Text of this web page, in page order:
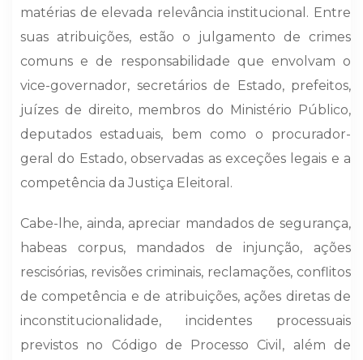
matérias de elevada relevância institucional. Entre
suas atribuições, estão o julgamento de crimes
comuns e de responsabilidade que envolvam o
vice-governador, secretários de Estado, prefeitos,
juízes de direito, membros do Ministério Público,
deputados estaduais, bem como o procurador-
geral do Estado, observadas as exceções legais e a
competência da Justiça Eleitoral.
Cabe-lhe, ainda, apreciar mandados de segurança,
habeas corpus, mandados de injunção, ações
rescisórias, revisões criminais, reclamações, conflitos
de competência e de atribuições, ações diretas de
inconstitucionalidade, incidentes processuais
previstos no Código de Processo Civil, além de